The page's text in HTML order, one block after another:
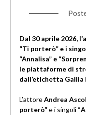
Dal 30 aprile 2026,
“Ti porterò” e i
“Annalisa” e
le piattaforme di
dall’etichetta
L’attoreAndrea
porterò”e i singoli “